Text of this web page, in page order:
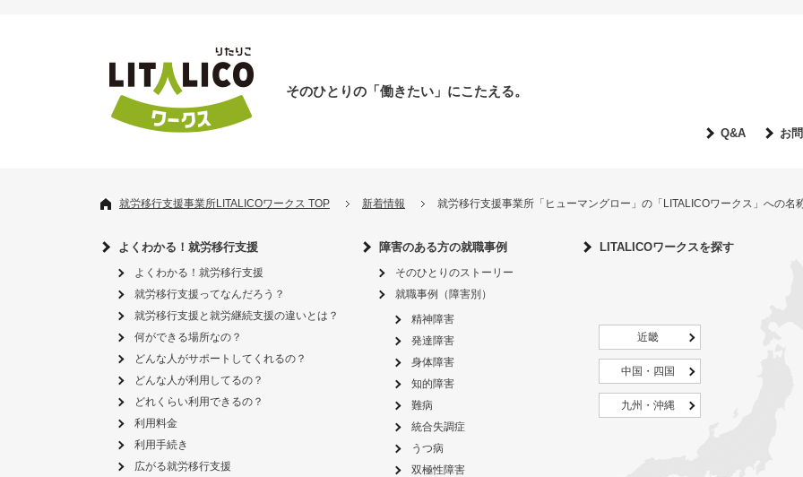
そのひとりの「働きたい」にこたえる。
Q&A お
就労移行支援事業所LITALICOワークス TOP 新着情報 就労移行支援事業所「ヒューマングロー」の「LITALICOワークス」への名
よくわかる！就労移行支援
よくわかる！就労移行支援
就労移行支援ってなんだろう？
就労移行支援と就労継続支援の違いとは？
何ができる場所なの？
どんな人がサポートしてくれるの？
どんな人が利用してるの？
どれくらい利用できるの？
利用料金
利用手続き
広がる就労移行支援
障害のある方の就職事例
そのひとりのストーリー
就職事例（障害別）
精神障害
発達障害
身体障害
知的障害
難病
統合失調症
うつ病
双極性障害
LITALICOワークスを探す
近畿
中国・四国
九州・沖縄